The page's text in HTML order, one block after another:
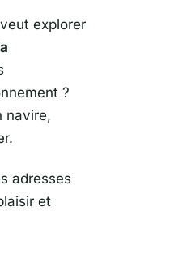
explorer
?
navire,
adresses
et